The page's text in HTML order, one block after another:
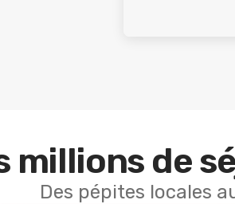
millions de
Des pépites locales